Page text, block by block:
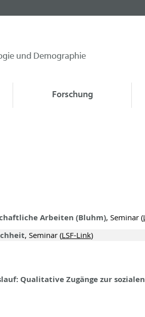
und Demographie
Forschung
Arbeiten (Bluhm), Seminar (
, Seminar (LSF-Link)
Qualitative Zugänge zur